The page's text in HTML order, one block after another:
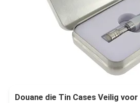
Douane die Tin Cases Veilig